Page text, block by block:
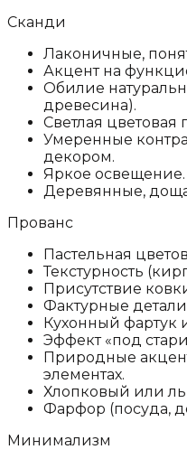
Сканди
Лаконичные,
Акцент на
Обилие
древесина).
Светлая
Умеренные
декором.
Яркое освещение.
Деревянные,
Прованс
Пастельная
Текстурность
Присутствие
Фактурные
Кухонный фартук
Эффект «под
Природные
элементах.
Хлопковый или
Фарфор (посуда,
Минимализм